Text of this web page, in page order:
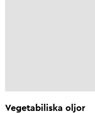
Vegetabiliska oljor